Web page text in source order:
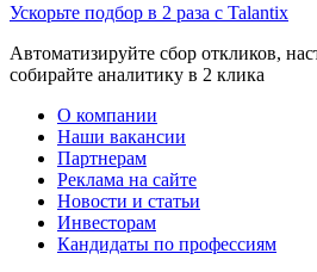
Ускорьте подбор в 2 раза с Talantix
Автоматизируйте сбор откликов,
собирайте аналитику в 2 клика
О компании
Наши вакансии
Партнерам
Реклама на сайте
Новости и статьи
Инвесторам
Кандидаты по профессиям